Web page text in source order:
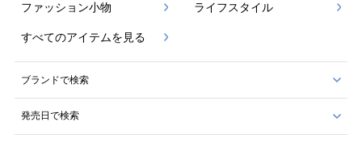
ファッション小物 ライフスタイル
すべてのアイテムを見る
ブランドで検索
発売日で検索